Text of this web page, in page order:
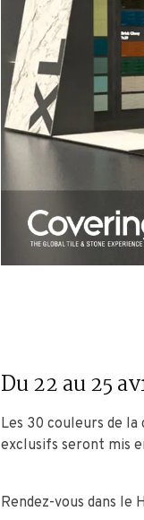
Du 22 au 25
Les 30 couleurs de
exclusifs seront mis
Rendez-vous dans le